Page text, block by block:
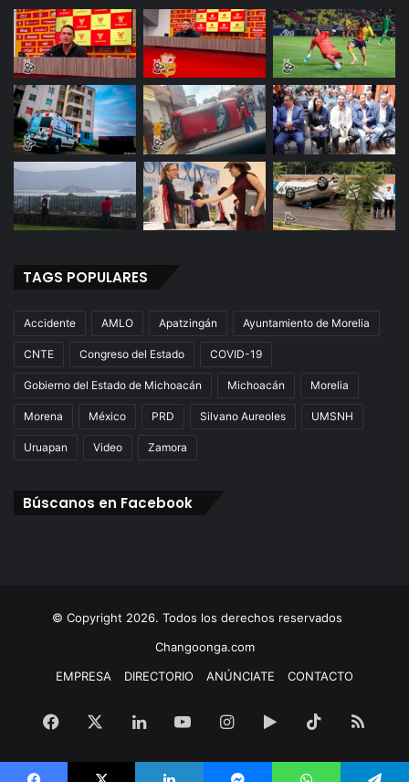
TAGS POPULARES
Accidente AMLO Apatzingán Ayuntamiento de Morelia
CNTE Congreso del Estado COVID-19
Gobierno del Estado de Michoacán Michoacán Morelia
Morena México PRD Silvano Aureoles UMSNH
Uruapan Video Zamora
Búscanos en Facebook
© Copyright 2026. Todos los derechos reservados
Changoonga.com
EMPRESA
DIRECTORIO ANÚNCIATE CONTACTO
Facebook LinkedInYouTubeInstagram
Google
Play
TikTokRSS